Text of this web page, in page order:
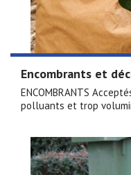
Encombrants et
ENCOMBRANTS
polluants et trop